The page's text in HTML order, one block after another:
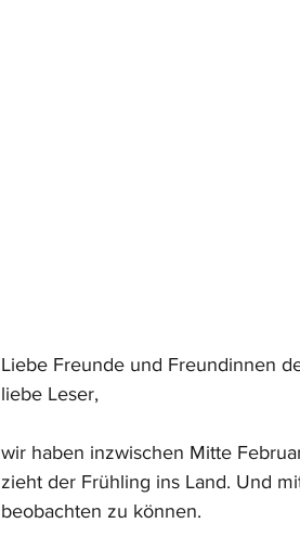
Liebe Freunde und Freundinnen
liebe Leser,
wir haben inzwischen Mitte
zieht der Frühling ins Land. Und
beobachten zu können.